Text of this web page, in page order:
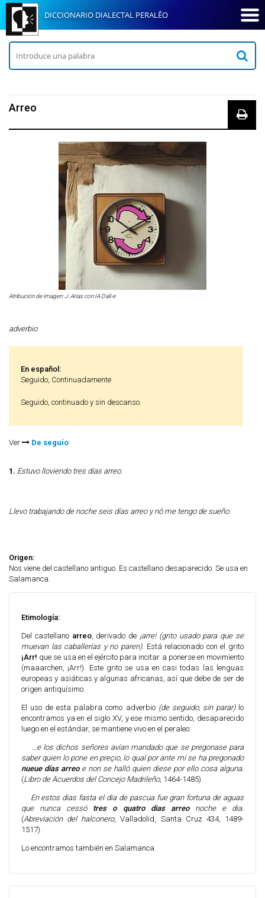
DICCIONARIO DIALECTAL PERALÊO
Arreo
Atribución de imagen: J. Arias con IA Dall-e
adverbio
En español:
Seguido, Continuadamente
Seguido, continuado y sin descanso.
Ver De seguío
1. Estuvo lloviendo tres días arreo.
Llevo trabajando de noche seis días arreo y nô me tengo de sueño.
Origen:
Nos viene del castellano antiguo. Es castellano desaparecido. Se usa en
Salamanca.
Etimología:
Del castellano arreo, derivado de ¡arre! (grito usado para que se
muevan las caballerías y no paren). Está relacionado con el grito
¡Arr! que se usa en el ejército para incitar a ponerse en movimiento
(maaarchen, ¡Arr!). Este grito se usa en casi todas las lenguas
europeas y asiáticas y algunas africanas, así que debe de ser de
origen antiquísimo.
El uso de esta palabra como adverbio (de seguido, sin parar)lo
encontramos ya en el siglo XV, y ese mismo sentido, desaparecido
luego en el estándar, se mantiene vivo en el peraleo:
...e los dichos señores avían mandado que se pregonase para
saber quien lo pone en preçio, lo qual por ante mí se ha pregonado
nueue días arreoe non se halló quien diese por ello cosa alguna.
(Libro de Acuerdos del Concejo Madrileño, 1464-1485).
En estos dias fasta el dia de pascua fue gran fortuna de aguas
que nunca cessó tres o quatro dias arreonoche e dia.
(Abreviación del halconero, Valladolid, Santa Cruz 434, 1489-
1517).
Lo encontramos también en Salamanca.